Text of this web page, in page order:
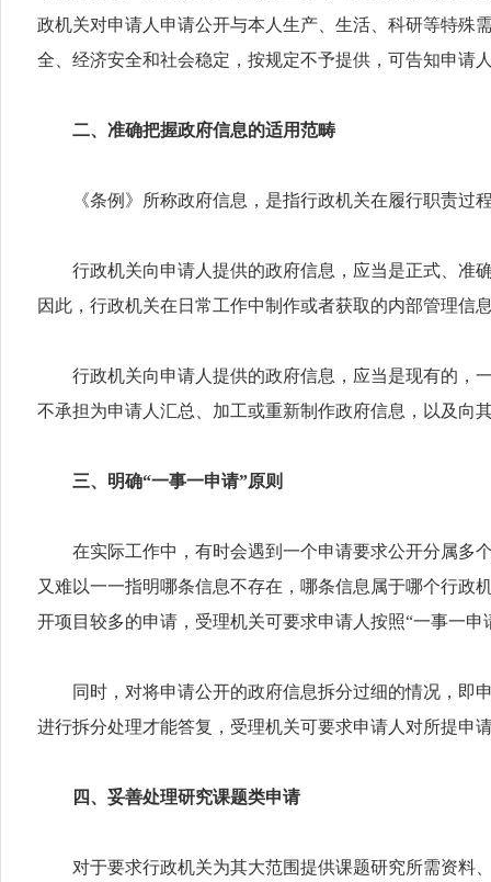
政机关对申请人申请公开与本人生产、生活、科研等特殊
全、经济安全和社会稳定，按规定不予提供，可告知申请
二、准确把握政府信息的适用范畴
《条例》所称政府信息，是指行政机关在履行职责过
行政机关向申请人提供的政府信息，应当是正式、准确
因此，行政机关在日常工作中制作或者获取的内部管理信
行政机关向申请人提供的政府信息，应当是现有的，一
不承担为申请人汇总、加工或重新制作政府信息，以及向
三、明确“一事一申请”原则
在实际工作中，有时会遇到一个申请要求公开分属多个
又难以一一指明哪条信息不存在，哪条信息属于哪个行政
开项目较多的申请，受理机关可要求申请人按照“一事一
同时，对将申请公开的政府信息拆分过细的情况，即申
进行拆分处理才能答复，受理机关可要求申请人对所提申
四、妥善处理研究课题类申请
对于要求行政机关为其大范围提供课题研究所需资料、